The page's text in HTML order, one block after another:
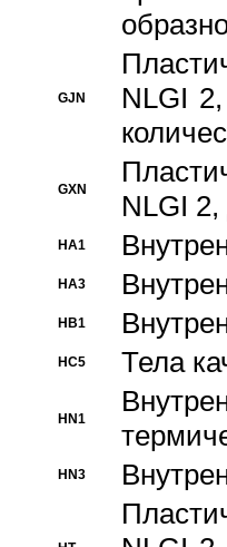
GJN
NLGI
GXN
NLGI
HA1
HA3
HB1
HC5 Тела
HN1
HN3